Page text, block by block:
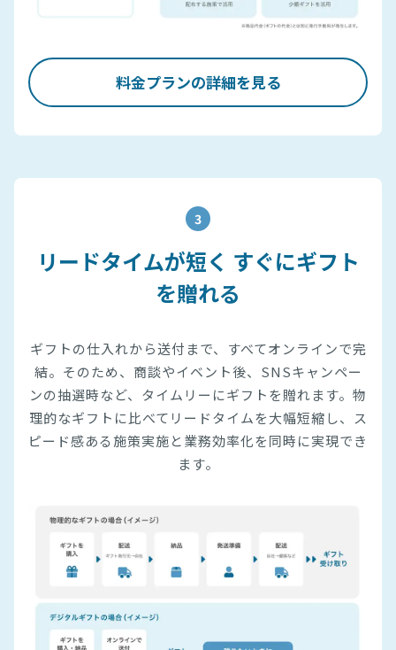
料金プランの詳細を見る
3
リードタイムが短く すぐにギフト
を贈れる
ギフトの仕入れから送付まで、すべてオンラインで完
結。そのため、商談やイベント後、SNSキャンペー
ンの抽選時など、タイムリーにギフトを贈れます。物
理的なギフトに比べてリードタイムを大幅短縮し、ス
ピード感ある施策実施と業務効率化を同時に実現でき
ます。